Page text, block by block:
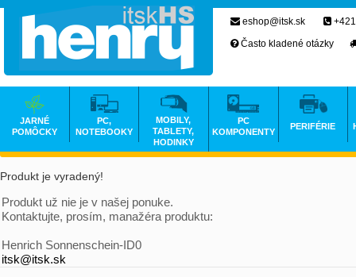
Produkt je vyradený!
Produkt už nie je v našej ponuke.
Kontaktujte, prosím, manažéra produktu:
Henrich Sonnenschein-ID0
itsk@itsk.sk
eshop@itsk.sk
Často kladené otázky
JARNÉ
POMÔCKY
PC,
NOTEBOOKY
MOBILY,
TABLETY,
HODINKY
PC
KOMPONENTY
PERIFÉRIE